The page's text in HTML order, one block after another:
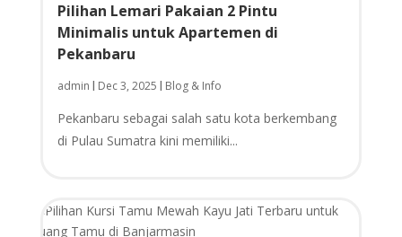
Pilihan Lemari Pakaian 2 Pintu
Minimalis untuk Apartemen di
Pekanbaru
admin Dec 3, 2025 Blog & Info
Pekanbaru sebagai salah satu kota berkembang
di Pulau Sumatra kini memiliki...